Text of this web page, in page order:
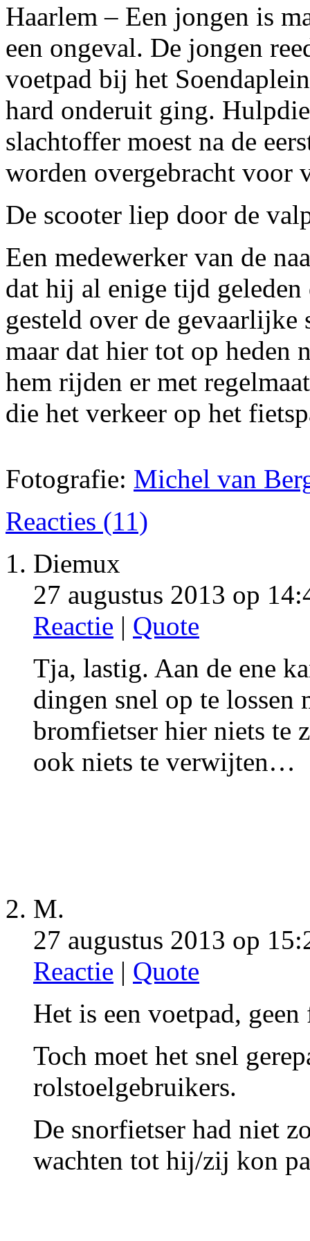
Haarlem – Een jongen is
een ongeval. De jongen
voetpad bij het
hard onderuit ging.
slachtoffer moest na de
worden overgebracht voor
De scooter liep door de
Een medewerker van de
dat hij al enige tijd geleden
gesteld over de gevaarlijke
maar dat hier tot op heden
hem rijden er met
die het verkeer op het
Fotografie: Michel van
Reacties (11)
Diemux
27 augustus 2013 op
Reactie | Quote
Tja, lastig. Aan de ene
dingen snel op te lossen
bromfietser hier niets te
ook niets te verwijten…
M.
27 augustus 2013 op
Reactie | Quote
Het is een voetpad,
Toch moet het snel
rolstoelgebruikers.
De snorfietser had niet
wachten tot hij/zij kon